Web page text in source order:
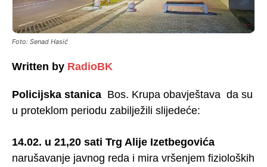
Foto: Senad Hasić
Written by RadioBK
Policijska stanica Bos. Krupa obavještava da su
u proteklom periodu zabilježili slijedeće:
14.02. u 21,20 sati Trg Alije Izetbegovića
narušavanje javnog reda i mira vršenjem fizioloških